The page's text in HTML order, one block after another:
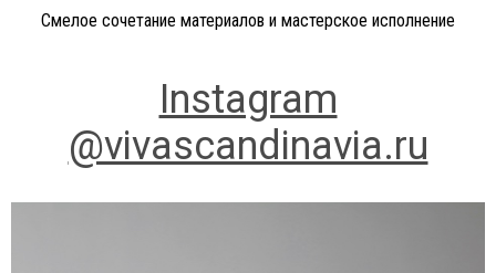
Смелое сочетание материалов и мастерское исполнение
Instagram
@vivascandinavia.ru